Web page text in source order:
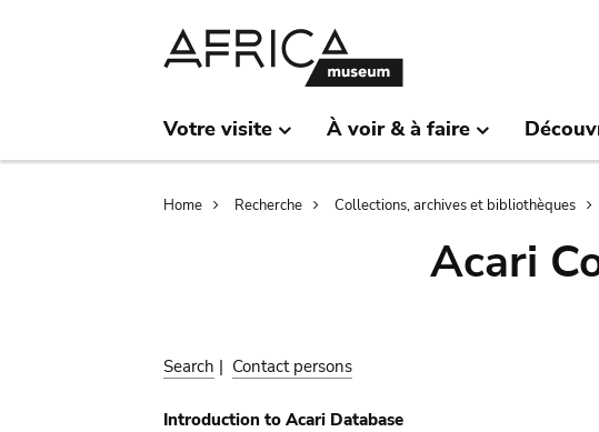
Votre visite À voir & à faire
Breadcrumb
Home Recherche Collections, archives et bibliothèques
Acari
Search | Contact persons
Introduction to Acari Database